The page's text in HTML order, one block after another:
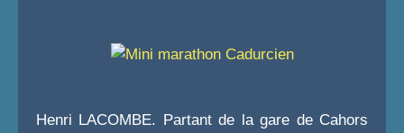
Henri LACOMBE. Partant de la gare de Cahors